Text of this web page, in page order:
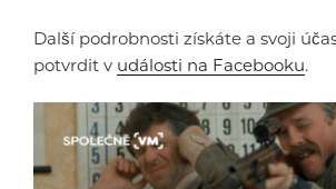
Další podrobnosti získáte a svoji
potvrdit v události na Facebooku.